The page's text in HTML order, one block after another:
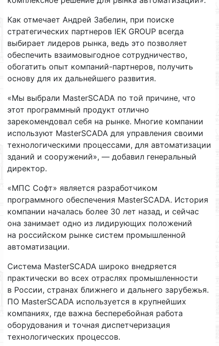
Как отмечает Андрей Забелин, при поиске
стратегических партнеров IEK GROUP всегда
выбирает лидеров рынка, ведь это позволяет
обеспечить взаимовыгодное сотрудничество,
обогатить опыт компаний-партнеров, получить
основу для их дальнейшего развития.
«Мы выбрали MasterSCADA по той причине, что
этот программный продукт отлично
зарекомендовал себя на рынке. Многие компании
используют MasterSCADA для управления своими
технологическими процессами, для автоматизации
зданий и сооружений», — добавил генеральный
директор.
«МПС Софт» является разработчиком
программного обеспечения MasterSCADA. История
компании началась более 30 лет назад, и сейчас
она занимает одно из лидирующих положений
на российском рынке систем промышленной
автоматизации.
Система MasterSCADA широко внедряется
практически во всех отраслях промышленности
в России, странах ближнего и дальнего зарубежья.
ПО MasterSCADA используется в крупнейших
компаниях, где важна бесперебойная работа
оборудования и точная диспетчеризация
технологических процессов.